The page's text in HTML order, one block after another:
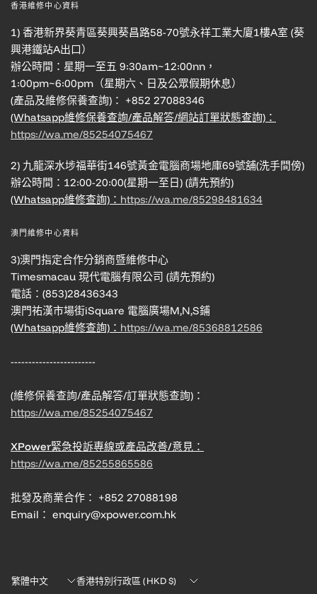
香港維修中心資料
1) 香港新界葵青區葵興葵昌路58-70號永祥工業大廈1樓A室 (葵
興港鐵站A出口）
辦公時間：星期一至五 9:30am~12:00nn，
1:00pm~6:00pm（星期六、日及公眾假期休息）
(產品及維修保養查詢)： +852 27088346
(Whatsapp維修保養查詢/產品解答/網站訂單狀態查詢)：
https://wa.me/85254075467
2) 九龍深水埗福華街146號黃金電腦商場地庫69號舖(洗手間傍)
辦公時間：12:00-20:00(星期一至日) (請先預約)
(Whatsapp維修查詢)： https://wa.me/85298481634
澳門維修中心資料
3)澳門指定合作分銷商暨維修中心
Timesmacau 現代電腦有限公司 (請先預約)
電話：(853)28436343
澳門祐漢市場街iSquare 電腦廣場M,N,S鋪
(Whatsapp維修查詢)： https://wa.me/85368812586
------------------------
(維修保養查詢/產品解答/訂單狀態查詢)：
https://wa.me/85254075467
XPower緊急投訴專線或產品改善/意見：
https://wa.me/85255865586
批發及商業合作： +852 27088198
Email： enquiry@xpower.com.hk
Translation
Translation